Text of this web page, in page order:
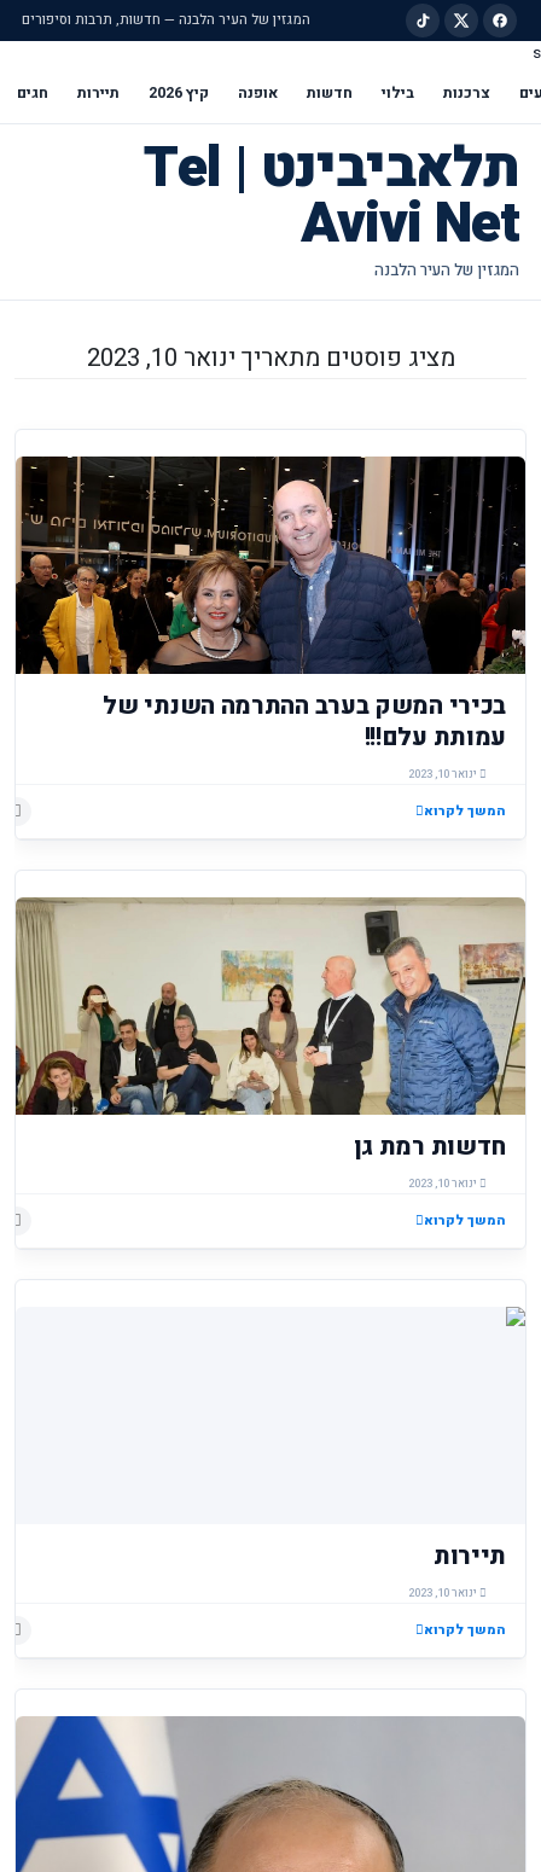
המגזין של העיר הלבנה — חדשות, תרבות וסיפורים
s
צרכנות בילוי חדשות אופנה קיץ 2026 תיירות חגים
תלאביבינט | Tel
Avivi Net
מציג פוסטים מתאריך ינואר 10, 2023
בכירי המשק בערב ההתרמה השנתי של
עמותת עלם!!!
ינואר 10, 2023
המשך לקרוא
חדשות רמת גן
ינואר 10, 2023
המשך לקרוא
תיירות
ינואר 10, 2023
המשך לקרוא